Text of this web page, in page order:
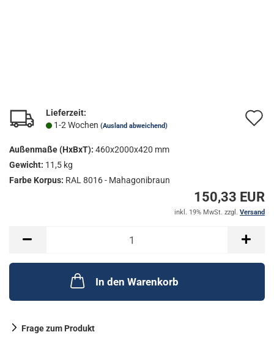
Lieferzeit:
1-2 Wochen (Ausland abweichend)
Außenmaße (HxBxT): 460x2000x420 mm
Gewicht: 11,5 kg
Farbe Korpus: RAL 8016 - Mahagonibraun
150,33 EUR
inkl. 19% MwSt. zzgl. Versand
In den Warenkorb
Frage zum Produkt